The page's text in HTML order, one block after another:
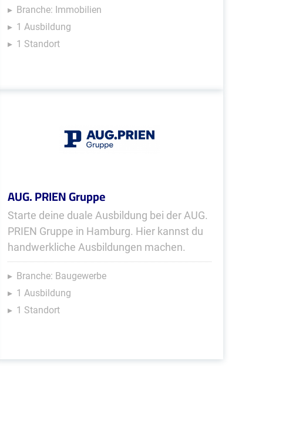
Branche: Immobilien
1 Ausbildung
1 Standort
AUG. PRIEN Gruppe
Starte deine duale Ausbildung bei der AUG.
PRIEN Gruppe in Hamburg. Hier kannst du
handwerkliche Ausbildungen machen.
Branche: Baugewerbe
1 Ausbildung
1 Standort